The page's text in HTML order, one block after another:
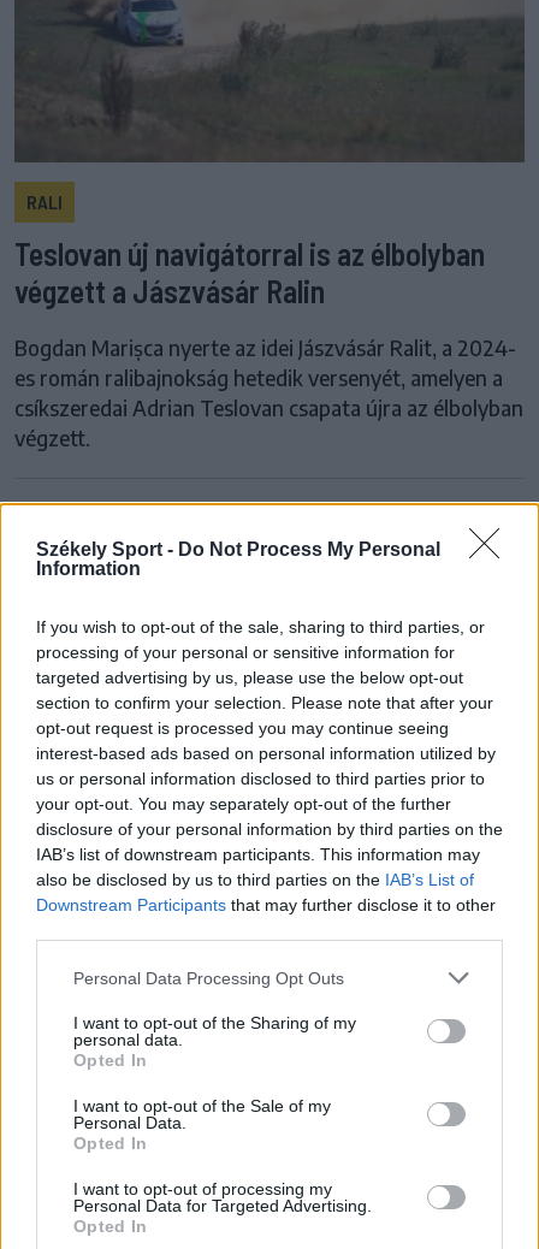
Székely Sport - Do Not Process My Personal
Information
If you wish to opt-out of the sale, sharing to third parties, or
processing of your personal or sensitive information for
targeted advertising by us, please use the below opt-out
section to confirm your selection. Please note that after your
opt-out request is processed you may continue seeing
interest-based ads based on personal information utilized by
us or personal information disclosed to third parties prior to
your opt-out. You may separately opt-out of the further
disclosure of your personal information by third parties on the
IAB’s list of downstream participants. This information may
also be disclosed by us to third parties on the IAB’s List of
Downstream Participants that may further disclose it to other
Personal Data Processing Opt Outs
I want to opt-out of the Sharing of my
personal data.
Opted In
I want to opt-out of the Sale of my
Personal Data.
Opted In
I want to opt-out of processing my
Personal Data for Targeted Advertising.
Opted In
RALI
Teslovan új navigátorral is az élbolyban
végzett a Jászvásár Ralin
Bogdan Marișca nyerte az idei Jászvásár Ralit, a 2024-
es román ralibajnokság hetedik versenyét, amelyen a
csíkszeredai Adrian Teslovan csapata újra az élbolyban
végzett.
RALI
Élmezőnyben végeztek a székelyföldiek a
Moldova Ralin
A Moldova Ralival folytatódott hétvévén a 2024-es
román ralibajnokság, amelyen újra remek
a három rajthoz álló csapat dobogós helyezéseket ért